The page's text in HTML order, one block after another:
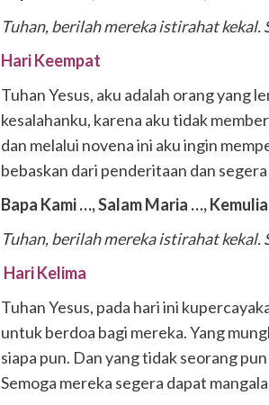
Tuhan, berilah mereka istirahat kekal.
Hari Keempat
Tuhan Yesus, aku adalah orang yang
kesalahanku, karena aku tidak
dan melalui novena ini aku ingin
bebaskan dari penderitaan dan
Bapa Kami …,Salam Maria …,
Tuhan, berilah mereka istirahat kekal.
Hari Kelima
Tuhan Yesus, pada hari ini
untuk berdoa bagi mereka. Yang
siapa pun. Dan yang tidak seorang
Semoga mereka segera dapat